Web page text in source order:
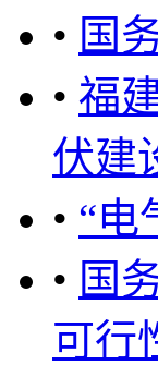
• 国
• 福
伏建
• “电
• 国
可行